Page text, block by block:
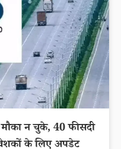
न चुके, 40 फीसदी